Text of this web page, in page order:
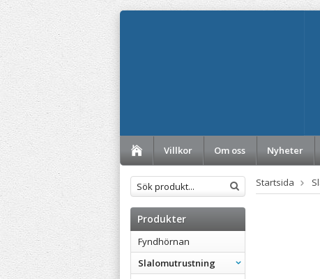
Villkor
Om oss Nyheter
Produkter
Fyndhörnan
Slalomutrustning
Startsida